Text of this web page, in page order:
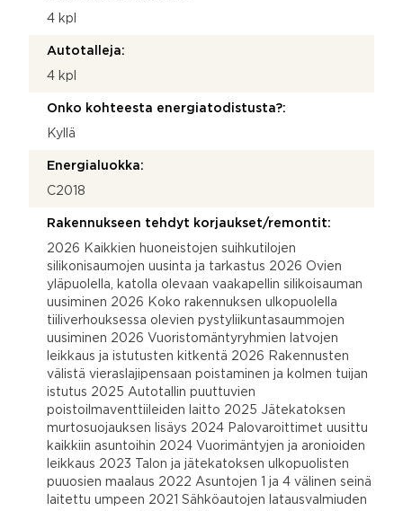
4 kpl
Autotalleja:
4 kpl
Onko kohteesta energiatodistusta?:
Kyllä
Energialuokka:
C2018
Rakennukseen tehdyt korjaukset/remontit:
2026 Kaikkien huoneistojen suihkutilojen
silikonisaumojen uusinta ja tarkastus 2026 Ovien
yläpuolella, katolla olevaan vaakapellin silikoisauman
uusiminen 2026 Koko rakennuksen ulkopuolella
tiiliverhouksessa olevien pystyliikuntasaummojen
uusiminen 2026 Vuoristomäntyryhmien latvojen
leikkaus ja istutusten kitkentä 2026 Rakennusten
välistä vieraslajipensaan poistaminen ja kolmen tuijan
istutus 2025 Autotallin puuttuvien
poistoilmaventtiileiden laitto 2025 Jätekatoksen
murtosuojauksen lisäys 2024 Palovaroittimet uusittu
kaikkiin asuntoihin 2024 Vuorimäntyjen ja aronioiden
leikkaus 2023 Talon ja jätekatoksen ulkopuolisten
puuosien maalaus 2022 Asuntojen 1 ja 4 välinen seinä
laitettu umpeen 2021 Sähköautojen latausvalmiuden